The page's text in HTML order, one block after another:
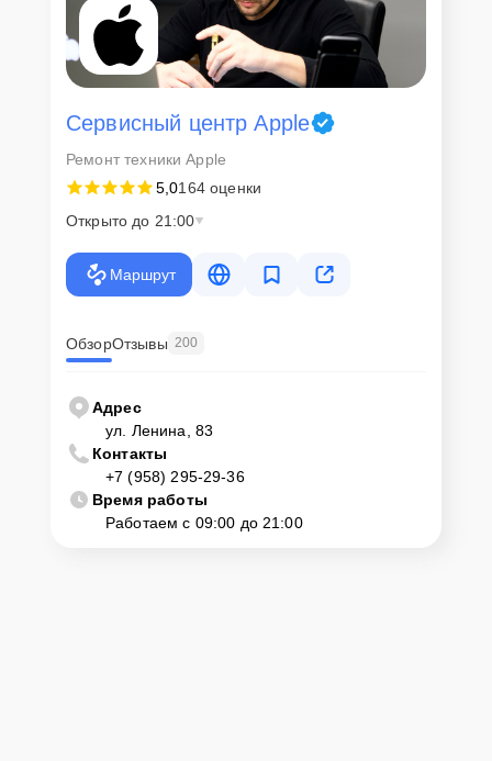
Сервисный центр Apple
Ремонт техники Apple
5,0164 оценки
Открыто до 21:00
Маршрут
ОбзорОтзывы 200
Адрес
ул. Ленина, 83
Контакты
+7 (958) 295-29-36
Время работы
Работаем с 09:00 до 21:00